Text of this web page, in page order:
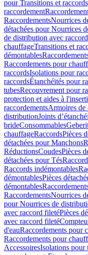
pour Transitions et
raccordement
RaccordementsNourrices
détachées pour Nourrices
de distribution avec
chauffageTransitions et
démontables
Raccordements pour
raccordsIsolations pour
raccordsÉtanchéités pour
tubesRecouvrement pour
protection et aides à
raccordementsArmoires de
distributionJoints
brideConsommables
chauffageRaccordsPièces
détachées pour Manchons
RéductionsCoudesPièces
détachées pour Tés
Raccords indémontables
démontablesPièces
démontables
RaccordementsNourrices
pour Nourrices de
avec raccord filetéPièces
avec raccord fileté
d'eauRaccordements pour
Raccordements pour
AccessoiresIsolations pour